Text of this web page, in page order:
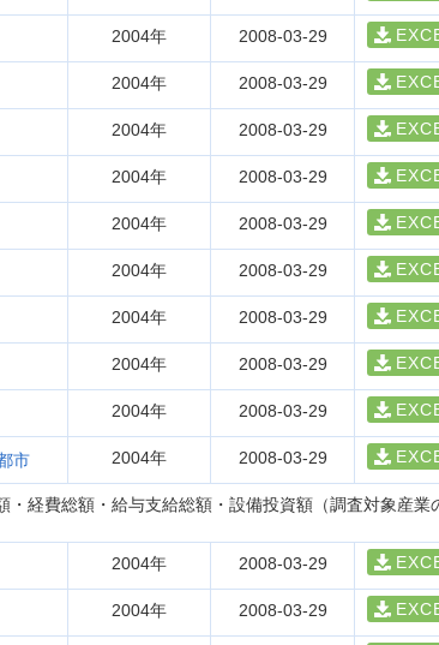
2004年 2008-03-29
2004年 2008-03-29
2004年 2008-03-29
2004年 2008-03-29
2004年 2008-03-29
2004年 2008-03-29
2004年 2008-03-29
2004年 2008-03-29
2004年 2008-03-29
市 2004年 2008-03-29
経費総額・給与支給総額・設備投資額（調査対象産
2004年 2008-03-29
2004年 2008-03-29